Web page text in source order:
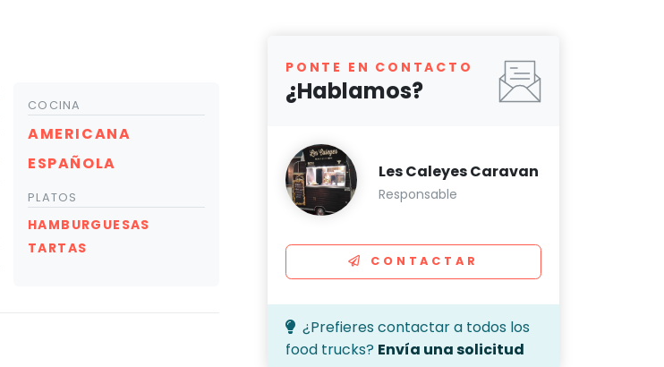
COCINA
AMERICANA
ESPAÑOLA
PLATOS
HAMBURGUESAS
TARTAS
PONTE EN CONTACTO
¿Hablamos?
Les Caleyes Caravan
Responsable
CONTACTAR
¿Prefieres contactar a todos los
food trucks? Envía una solicitud